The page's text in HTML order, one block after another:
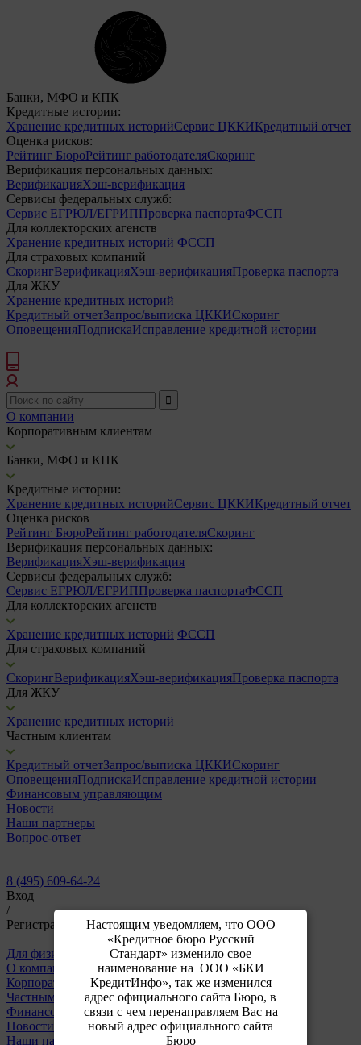
Настоящим уведомляем, что ООО
«Кредитное бюро Русский
Стандарт» изменило свое
наименование на ООО «БКИ
КредитИнфо», так же изменился
адрес официального сайта Бюро, в
связи с чем перенаправляем Вас на
новый адрес официального сайта
Бюро
Банки, МФО и КПК
Кредитные истории:
Хранение кредитных историйСервис ЦККИКредитный отчет
Оценка рисков:
Рейтинг БюроРейтинг работодателяСкоринг
Верификация персональных данных:
ВерификацияХэш-верификация
Сервисы федеральных служб:
Сервис ЕГРЮЛ/ЕГРИППроверка паспортаФССП
Для коллекторских агенств
Хранение кредитных историй ФССП
Для страховых компаний
СкорингВерификацияХэш-верификацияПроверка паспорта
Для ЖКУ
Хранение кредитных историй
Кредитный отчетЗапрос/выписка ЦККИСкоринг
ОповещенияПодпискаИсправление кредитной истории
О компании
Корпоративным клиентам
Банки, МФО и КПК
Кредитные истории:
Хранение кредитных историйСервис ЦККИКредитный отчет
Оценка рисков
Рейтинг БюроРейтинг работодателяСкоринг
Верификация персональных данных:
ВерификацияХэш-верификация
Сервисы федеральных служб:
Сервис ЕГРЮЛ/ЕГРИППроверка паспортаФССП
Для коллекторских агенств
Хранение кредитных историй ФССП
Для страховых компаний
СкорингВерификацияХэш-верификацияПроверка паспорта
Для ЖКУ
Хранение кредитных историй
Частным клиентам
Кредитный отчетЗапрос/выписка ЦККИСкоринг
ОповещенияПодпискаИсправление кредитной истории
Финансовым управляющим
Новости
Наши партнеры
Вопрос-ответ
8 (495) 609-64-24
Вход
/
Регистрация
Для физических лицДля корпоративных клиентов
О компании
Корпоративным клиентам
Частным клиентам
Финансовым управляющим
Новости
Наши партнеры